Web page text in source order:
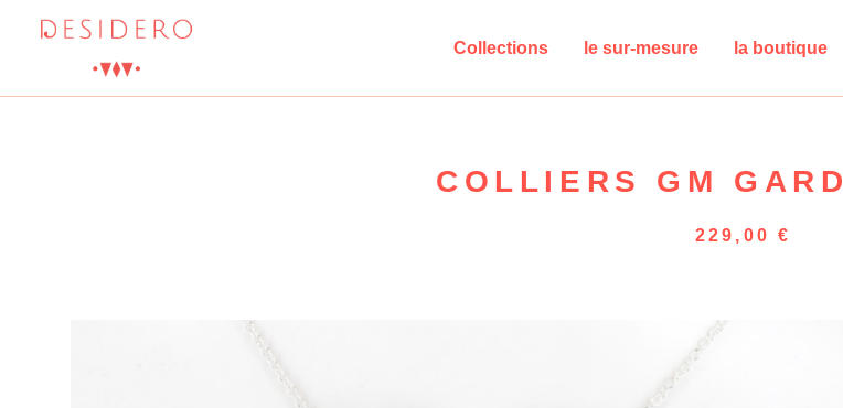
Collections le sur-mesure la boutique
COLLIERS GM
229,00€